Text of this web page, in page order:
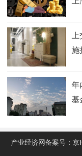
施
年
基
产业经济网备案号： 京